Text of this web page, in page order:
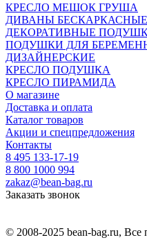
КРЕСЛО МЕШОК ГРУША
ДИВАНЫ БЕСКАРКАСНЫЕ
ДЕКОРАТИВНЫЕ
ПОДУШКИ ДЛЯ
ДИЗАЙНЕРСКИЕ
КРЕСЛО ПОДУШКА
КРЕСЛО ПИРАМИДА
О магазине
Доставка и оплата
Каталог товаров
Акции и спецпредложения
Контакты
8 495 133-17-19
8 800 1000 994
zakaz@bean-bag.ru
Заказать звонок
© 2008-2025 bean-bag.ru,